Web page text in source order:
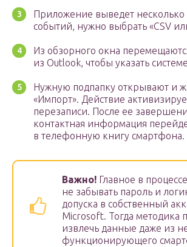
Приложение выведет несколько
событий, нужно выбрать «CSV
Из обзорного окна
из Outlook, чтобы указать
Нужную подпапку открывают и
«Импорт». Действие
перезаписи. После ее
контактная информация
в телефонную книгу смартфона.
Важно! Главное в
не забывать пароль и
допуска в собственный
Microsoft. Тогда методика
извлечь данные даже из
функционирующего